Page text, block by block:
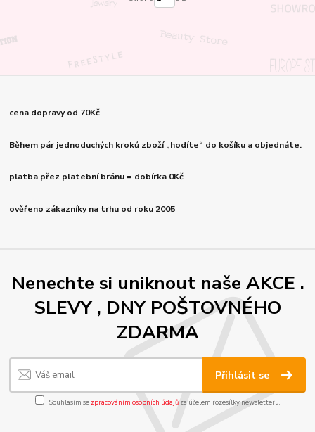
cena dopravy od 70Kč
Během pár jednoduchých kroků zboží „hodíte“ do košíku a objednáte.
platba přez platební bránu = dobírka 0Kč
ověřeno zákazníky na trhu od roku 2005
Nenechte si uniknout naše AKCE .
SLEVY , DNY POŠTOVNÉHO
ZDARMA
Přihlásit se
Souhlasím se zpracováním osobních údajůza účelem rozesílky newsletteru.